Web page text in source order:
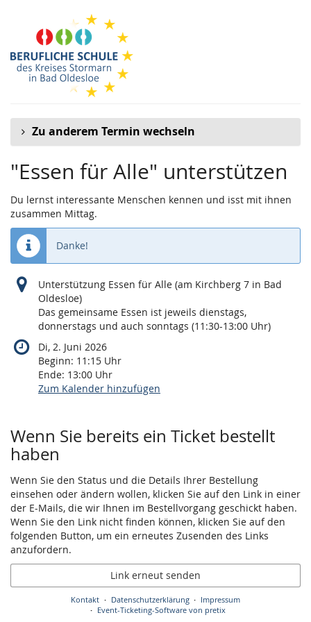
Haupt-
Inhalt
springen
Zu anderem Termin wechseln
"Essen für Alle" unterstützen
Du lernst interessante Menschen kennen und isst mit ihnen
zusammen Mittag.
Danke!
Unterstützung Essen für Alle (am Kirchberg 7 in Bad
Oldesloe)
Das gemeinsame Essen ist jeweils dienstags,
donnerstags und auch sonntags (11:30-13:00 Uhr)
Di, 2. Juni 2026
Beginn: 11:15 Uhr
Ende: 13:00 Uhr
Zum Kalender hinzufügen
Wenn Sie bereits ein Ticket bestellt
haben
Wenn Sie den Status und die Details Ihrer Bestellung
einsehen oder ändern wollen, klicken Sie auf den Link in einer
der E-Mails, die wir Ihnen im Bestellvorgang geschickt haben.
Wenn Sie den Link nicht finden können, klicken Sie auf den
folgenden Button, um ein erneutes Zusenden des Links
anzufordern.
Link erneut senden
Kontakt Datenschutzerklärung
Impressum
Event-Ticketing-Software von pretix